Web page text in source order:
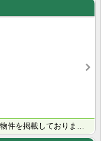
当社ホームページには当社で取り扱っている物件を掲載しております。現在の募集状況に関しては、スタッフま･･･